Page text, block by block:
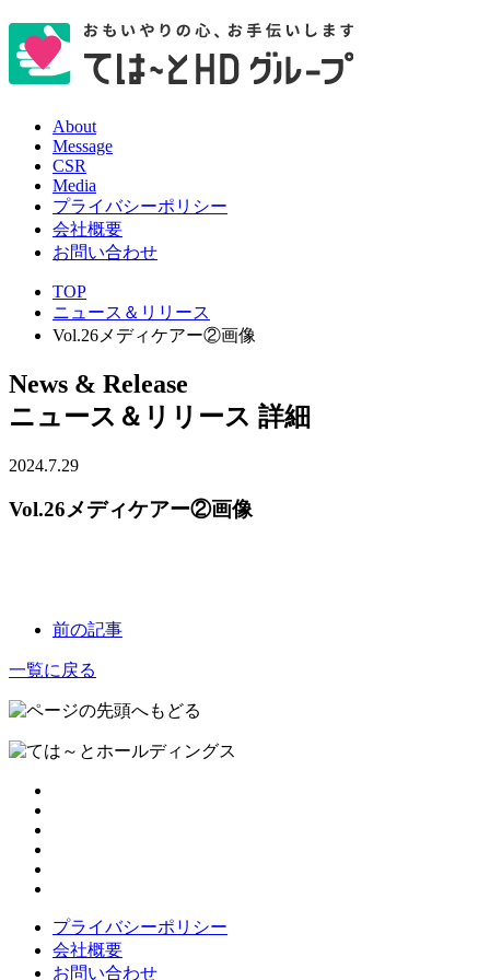
About
Message
CSR
Media
プライバシーポリシー
会社概要
お問い合わせ
TOP
ニュース＆リリース
Vol.26メディケアー②画像
News & Release
ニュース＆リリース 詳細
2024.7.29
Vol.26メディケアー②画像
前の記事
一覧に戻る
プライバシーポリシー
会社概要
お問い合わせ